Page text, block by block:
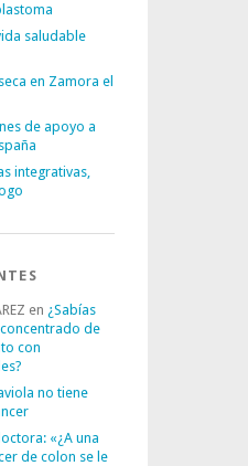
saludable
en Zamora el
de apoyo a
integrativas,
en ¿Sabías
de
con
no tiene
«¿A una
de colon se le